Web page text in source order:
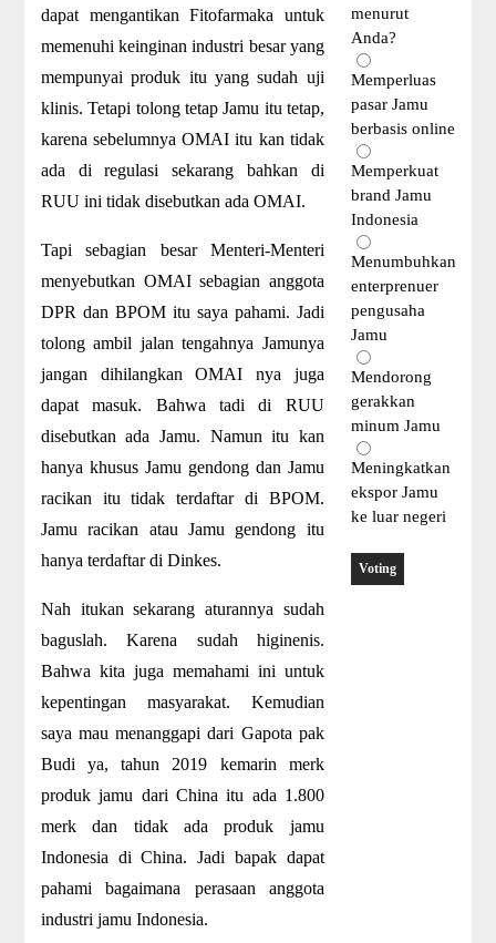
dapat mengantikan Fitofarmaka untuk
memenuhi keinginan industri besar yang
mempunyai produk itu yang sudah uji
klinis. Tetapi tolong tetap Jamu itu tetap,
karena sebelumnya OMAI itu kan tidak
ada di regulasi sekarang bahkan di
RUU ini tidak disebutkan ada OMAI.
Tapi sebagian besar Menteri-Menteri
menyebutkan OMAI sebagian anggota
DPR dan BPOM itu saya pahami. Jadi
tolong ambil jalan tengahnya Jamunya
jangan dihilangkan OMAI nya juga
dapat masuk. Bahwa tadi di RUU
disebutkan ada Jamu. Namun itu kan
hanya khusus Jamu gendong dan Jamu
racikan itu tidak terdaftar di BPOM.
Jamu racikan atau Jamu gendong itu
hanya terdaftar di Dinkes.
Nah itukan sekarang aturannya sudah
baguslah. Karena sudah higinenis.
Bahwa kita juga memahami ini untuk
kepentingan masyarakat. Kemudian
saya mau menanggapi dari Gapota pak
Budi ya, tahun 2019 kemarin merk
produk jamu dari China itu ada 1.800
merk dan tidak ada produk jamu
Indonesia di China. Jadi bapak dapat
pahami bagaimana perasaan anggota
industri jamu Indonesia.
menurut
Anda?
Memperluas
pasar Jamu
berbasis online
Memperkuat
brand Jamu
Indonesia
Menumbuhkan
enterprenuer
pengusaha
Jamu
Mendorong
gerakkan
minum Jamu
Meningkatkan
ekspor Jamu
ke luar negeri